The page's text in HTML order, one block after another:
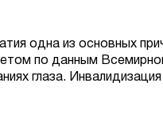
одна из основных
по данным
глаза.